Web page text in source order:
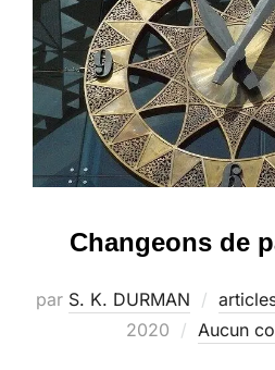
Changeons de
par S. K. DURMAN
2020
Aucun